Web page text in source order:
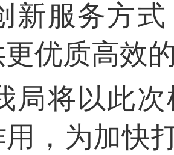
新服务方
优质高效
局将以此
用，为加快